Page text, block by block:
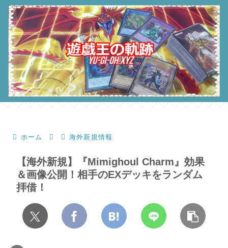
ホーム 海外新規情報
【海外新規】『Mimighoul Charm』効果
＆画像公開！相手のEXデッキをランダム
拝借！